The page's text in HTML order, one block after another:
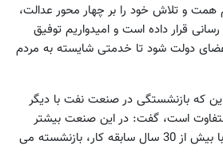
و تلاش خود را بر چهار محور عدالت،
قرار داده است و امیدواریم توفیق
دولت شود تا خدمتی شایسته به مردم
این که بازنشستگی در صنعت نفت با دیگر
است، گفت: در این صنعت بیشتر
کارمندان در 60 سالگی و با بیش از 30 سال سابقه کار، بازنشسته می